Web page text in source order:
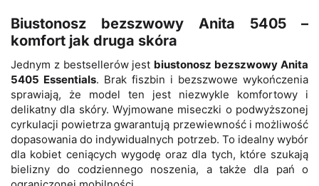
Biustonosz bezszwowy Anita 5405 –
komfort jak druga skóra
Jednym z bestsellerów jest biustonosz bezszwowy Anita
5405 Essentials. Brak fiszbin i bezszwowe wykończenia
sprawiają, że model ten jest niezwykle komfortowy i
delikatny dla skóry. Wyjmowane miseczki o podwyższonej
cyrkulacji powietrza gwarantują przewiewność i możliwość
dopasowania do indywidualnych potrzeb. To idealny wybór
dla kobiet ceniących wygodę oraz dla tych, które szukają
bielizny do codziennego noszenia, a także dla pań o